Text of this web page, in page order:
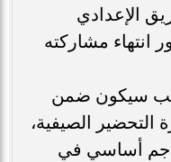
الإعدادي
انتهاء مشاركته
سيكون ضمن
التحضير الصيفية،
أساسي في